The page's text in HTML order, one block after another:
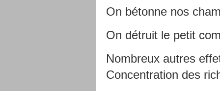
On bétonne nos
On détruit le petit
Nombreux autres
Concentration des